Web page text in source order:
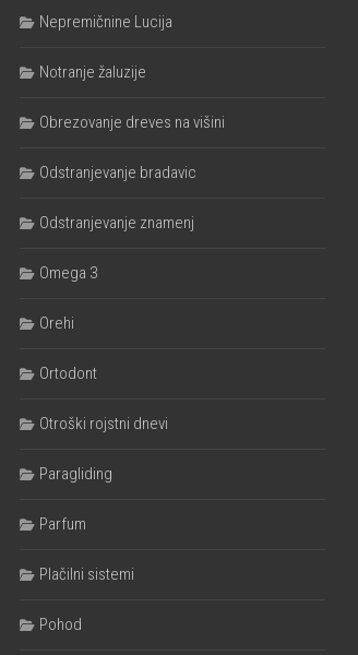
Nepremičnine Lucija
Notranje žaluzije
Obrezovanje dreves na višini
Odstranjevanje bradavic
Odstranjevanje znamenj
Omega 3
Orehi
Ortodont
Otroški rojstni dnevi
Paragliding
Parfum
Plačilni sistemi
Pohod